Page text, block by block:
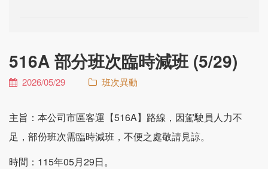
516A 部分班次臨時減班 (5/29)
2026/05/29 班次異動
主旨：本公司市區客運【516A】路線，因駕駛員人力不
足，部份班次需臨時減班，不便之處敬請見諒。
時間：115年05月29日。